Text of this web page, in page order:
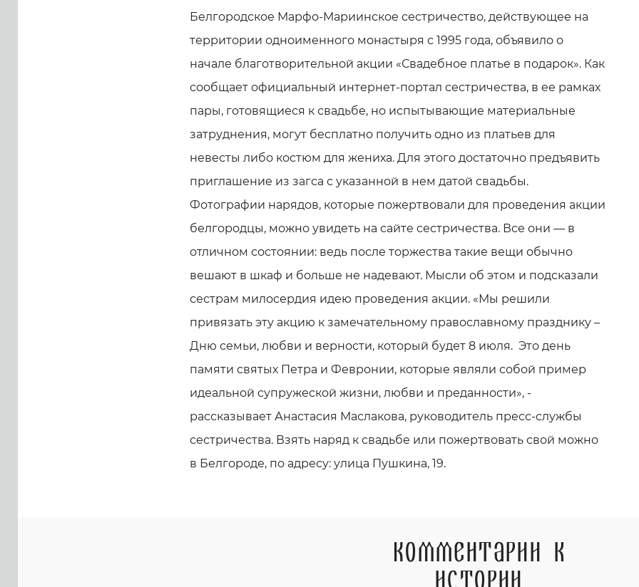
Белгородское Марфо-Мариинское сестричество, действующее на
территории одноименного монастыря с 1995 года, объявило о
начале благотворительной акции «Свадебное платье в подарок». Как
сообщает официальный интернет-портал сестричества, в ее рамках
пары, готовящиеся к свадьбе, но испытывающие материальные
затруднения, могут бесплатно получить одно из платьев для
невесты либо костюм для жениха. Для этого достаточно предъявить
приглашение из загса с указанной в нем датой свадьбы.
Фотографии нарядов, которые пожертвовали для проведения акции
белгородцы, можно увидеть на сайте сестричества. Все они — в
отличном состоянии: ведь после торжества такие вещи обычно
вешают в шкаф и больше не надевают. Мысли об этом и подсказали
сестрам милосердия идею проведения акции. «Мы решили
привязать эту акцию к замечательному православному празднику –
Дню семьи, любви и верности, который будет 8 июля. Это день
памяти святых Петра и Февронии, которые являли собой пример
идеальной супружеской жизни, любви и преданности», -
рассказывает Анастасия Маслакова, руководитель пресс-службы
сестричества. Взять наряд к свадьбе или пожертвовать свой можно
в Белгороде, по адресу: улица Пушкина, 19.
Комментарии к